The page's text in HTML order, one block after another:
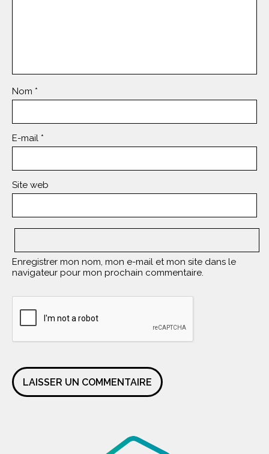
Nom *
E-mail *
Site web
Enregistrer mon nom, mon e-mail et mon site dans le
navigateur pour mon prochain commentaire.